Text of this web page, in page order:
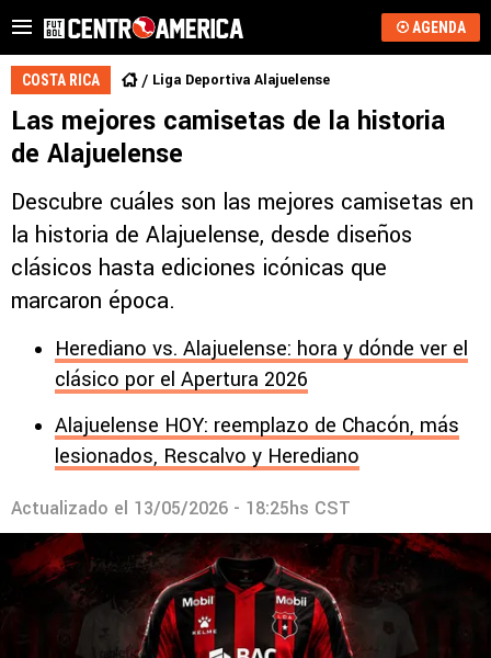
AGENDA
COSTA RICA Liga Deportiva Alajuelense
Las mejores camisetas de la historia
de Alajuelense
Descubre cuáles son las mejores camisetas en
la historia de Alajuelense, desde diseños
clásicos hasta ediciones icónicas que
marcaron época.
Herediano vs. Alajuelense: hora y dónde ver el
clásico por el Apertura 2026
Alajuelense HOY: reemplazo de Chacón, más
lesionados, Rescalvo y Herediano
Actualizado el 13/05/2026 - 18:25hs CST